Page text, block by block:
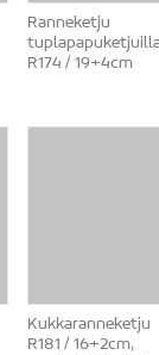
Ranneketju
R174 / 19+4cm
Kukkaranneketju
R181 / 16+2cm,